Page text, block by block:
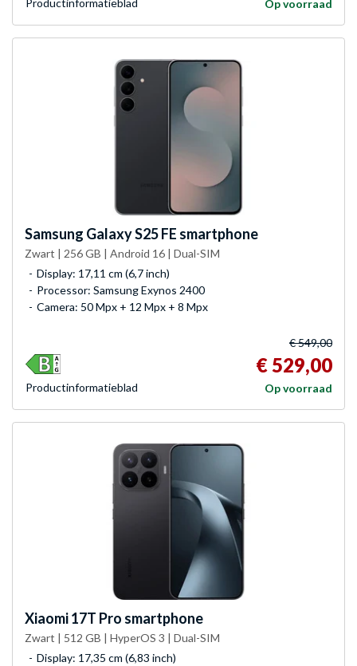
Op voorraad
Product­informatieblad
Samsung Galaxy S25 FE smartphone
Zwart | 256 GB | Android 16 | Dual-SIM
Display: 17,11 cm (6,7 inch)
Processor: Samsung Exynos 2400
Camera: 50 Mpx + 12 Mpx + 8 Mpx
€ 549,00
€ 529,00
Op voorraad
Product­informatieblad
Xiaomi17T Pro smartphone
Zwart | 512 GB | HyperOS 3 | Dual-SIM
Display: 17,35 cm (6,83 inch)